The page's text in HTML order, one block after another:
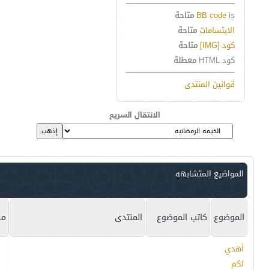
BB code is
متاحة
الابتساماتمتاحة
كود [IMG]
متاحة
كود HTML
معطلة
قوانين المنتدى
الانتقال السريع
المواضيع المتشابهه
الموضوع كاتب الموضوع المنتدى
أهدي
لكم